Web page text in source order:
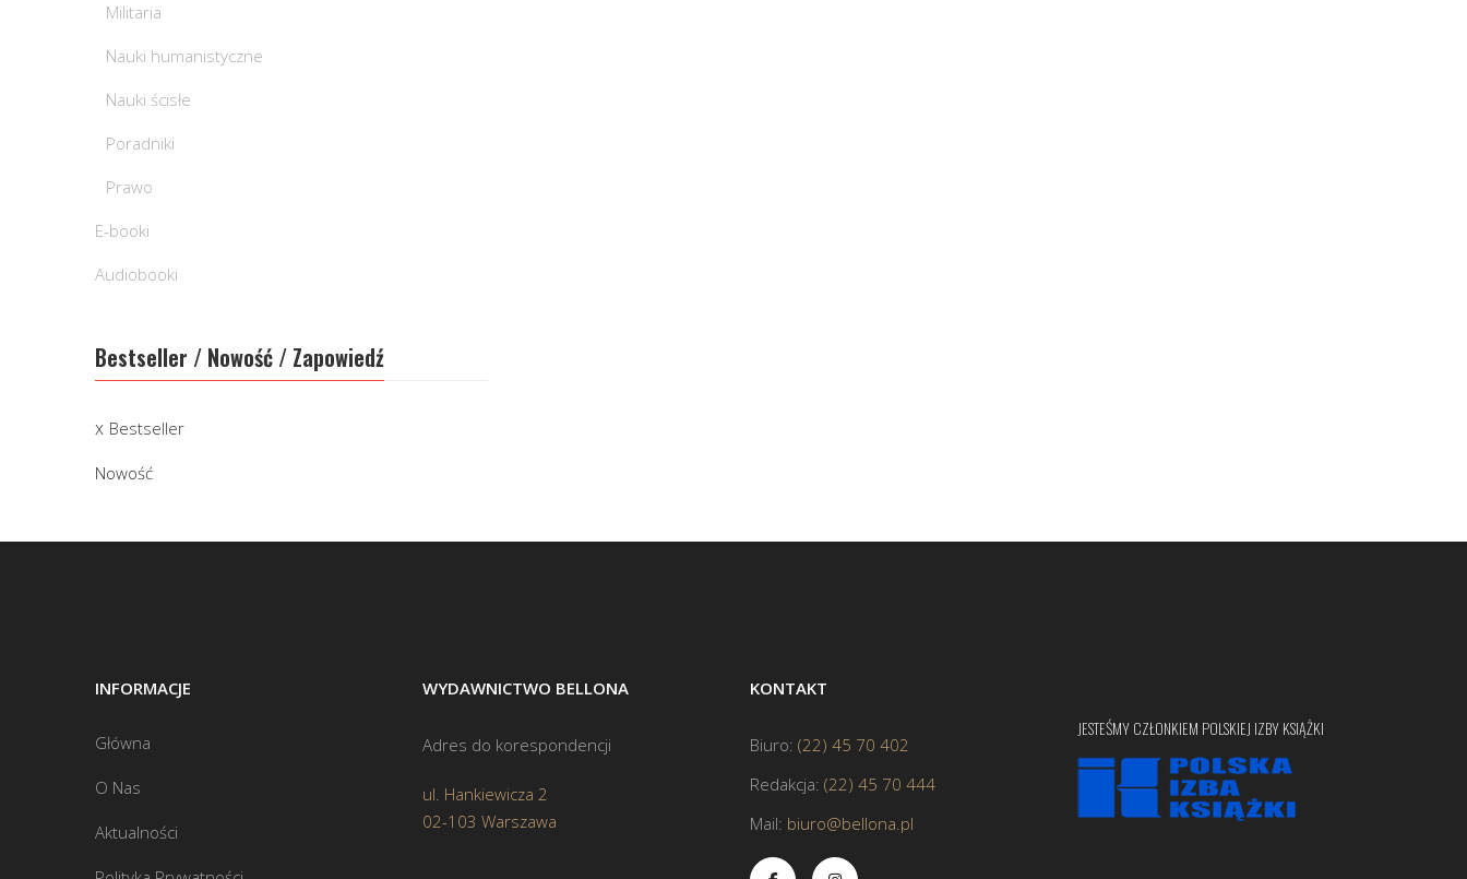
Militaria
Nauki humanistyczne
Nauki ścisłe
Poradniki
Prawo
E-booki
Audiobooki
Bestseller / Nowość / Zapowiedź
Bestseller
Nowość
INFORMACJE
Główna
O Nas
Aktualności
WYDAWNICTWO BELLONA
Adres do korespondencji
ul. Hankiewicza 2
02-103 Warszawa
KONTAKT
Biuro: (22) 45 70 402
Redakcja: (22) 45 70 444
Mail: biuro@bellona.pl
JESTEŚMY CZŁONKIEM POLSKIEJ IZBY KSIĄŻKI